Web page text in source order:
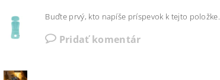
Buďte prvý, kto napíše príspevok k tejto položke.
Pridať komentár